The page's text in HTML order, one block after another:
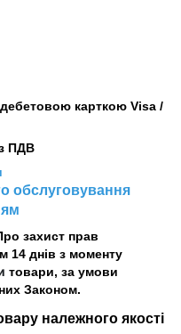
карткою Visa /
ПДВ
обслуговування
захист прав
14 днів з моменту
товари, за умови
Законом.
належного якості